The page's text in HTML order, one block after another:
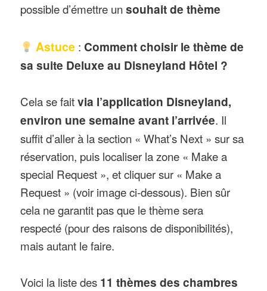
possible d’émettre unsouhait de thème
Astuce : Comment choisir le thème de
sa suite Deluxe au Disneyland Hôtel ?
Cela se faitvia l’application Disneyland,
environ une semaine avant l’arrivée. Il
suffit d’aller à la section « What’s Next » sur sa
réservation, puis localiser la zone « Make a
special Request », et cliquer sur « Make a
Request » (voir image ci-dessous). Bien sûr
cela ne garantit pas que le thème sera
respecté (pour des raisons de disponibilités),
mais autant le faire.
Voici la liste des 11 thèmes des chambres